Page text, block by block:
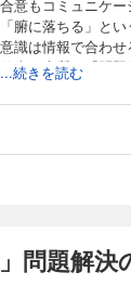
合意もコミュニケ
「腑に落ちる」とい
意識は情報で合わせ
仕事の本質は「問題
２章 「定性情報」
自分を「絶対化」
定性情報は未来の声
定性情報を読み解
「お客さまの声」「
...続きを読む
問題解